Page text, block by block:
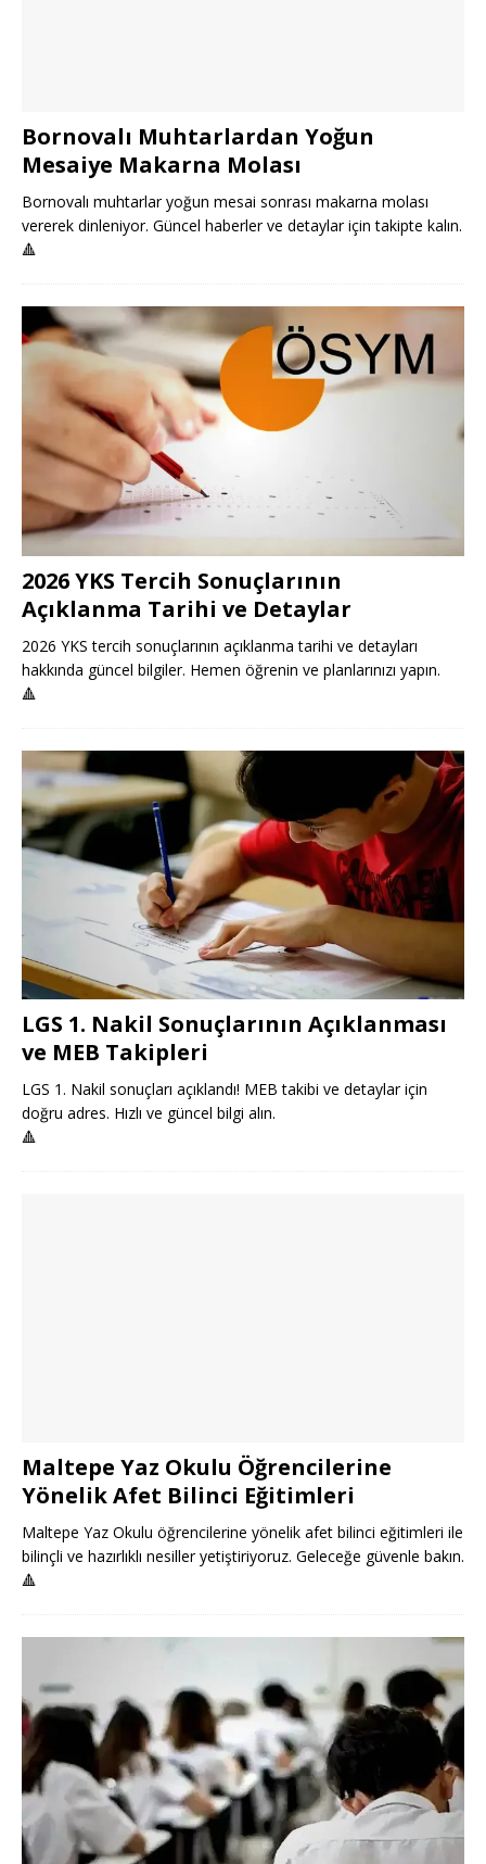
Bornovalı Muhtarlardan Yoğun
Mesaiye Makarna Molası
Bornovalı muhtarlar yoğun mesai sonrası makarna molası
vererek dinleniyor. Güncel haberler ve detaylar için takipte kalın.
🔺
2026 YKS Tercih Sonuçlarının
Açıklanma Tarihi ve Detaylar
2026 YKS tercih sonuçlarının açıklanma tarihi ve detayları
hakkında güncel bilgiler. Hemen öğrenin ve planlarınızı yapın.
🔺
LGS 1. Nakil Sonuçlarının Açıklanması
ve MEB Takipleri
LGS 1. Nakil sonuçları açıklandı! MEB takibi ve detaylar için
doğru adres. Hızlı ve güncel bilgi alın.
🔺
Maltepe Yaz Okulu Öğrencilerine
Yönelik Afet Bilinci Eğitimleri
Maltepe Yaz Okulu öğrencilerine yönelik afet bilinci eğitimleri ile
bilinçli ve hazırlıklı nesiller yetiştiriyoruz. Geleceğe güvenle bakın.
🔺